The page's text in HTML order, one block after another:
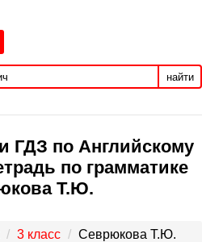
найти
ГДЗ по Английскому
по грамматике
Т.Ю.
3 класс Севрюкова Т.Ю.